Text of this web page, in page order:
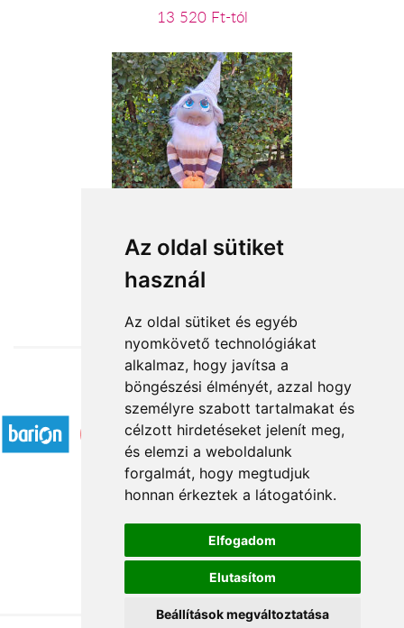
Az oldal sütiket
használ
Az oldal sütiket és egyéb
nyomkövető technológiákat
alkalmaz, hogy javítsa a
böngészési élményét, azzal hogy
személyre szabott tartalmakat és
célzott hirdetéseket jelenít meg,
és elemzi a weboldalunk
forgalmát, hogy megtudjuk
honnan érkeztek a látogatóink.
Elfogadom
Elutasítom
Beállítások megváltoztatása
13 520 Ft-tól
Őszi manófickó
18 760 Ft-tól
Elfogadott fizetési módok
Á.SZ.F.
Impresszum
Adatkezelési tájékoztató